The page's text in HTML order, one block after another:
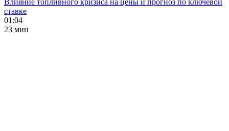
Влияние топливного кризиса на цены и прогноз по ключевой
ставке
01:04
23 мин